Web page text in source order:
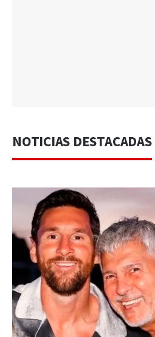
NOTICIAS DESTACADAS